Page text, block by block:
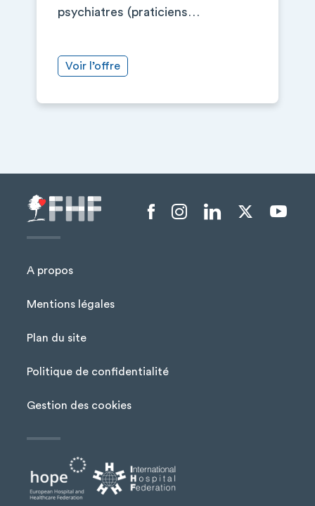
psychiatres (praticiens…
Voir l’offre
Menu Pied de page
A propos
Mentions légales
Plan du site
Politique de confidentialité
Gestion des cookies
Menu liens sociaux